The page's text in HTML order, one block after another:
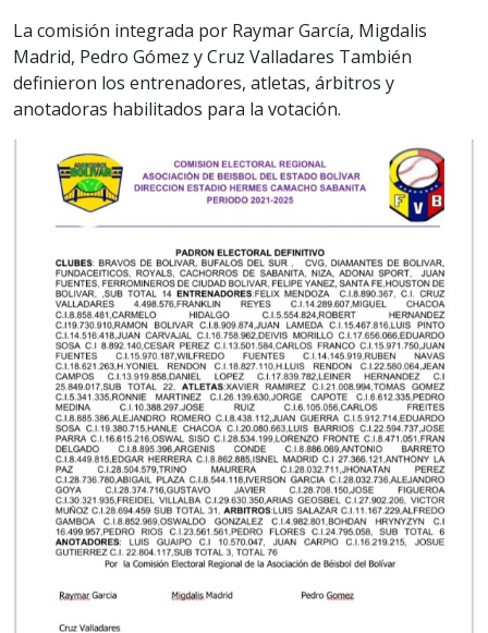
La comisión integrada por Raymar García, Migdalis
Madrid, Pedro Gómez y Cruz Valladares También
definieron los entrenadores, atletas, árbitros y
anotadoras habilitados para la votación.